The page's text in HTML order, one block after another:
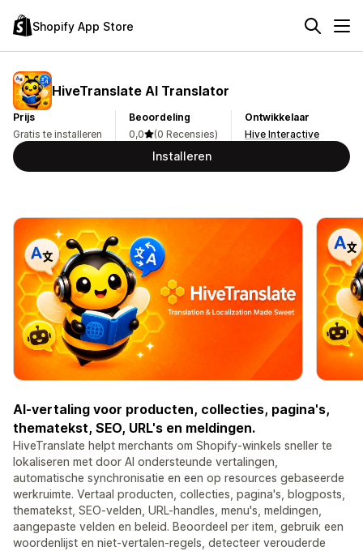
Shopify App Store
HiveTranslate AI Translator
Prijs
Gratis te installeren
Beoordeling
0,0
(0 Recensies)
Ontwikkelaar
Hive Interactive
Installeren
AI-vertaling voor producten, collecties, pagina's,
thematekst, SEO, URL's en meldingen.
HiveTranslate helpt merchants om Shopify-winkels sneller te
lokaliseren met door AI ondersteunde vertalingen,
automatische synchronisatie en een op resources gebaseerde
werkruimte. Vertaal producten, collecties, pagina's, blogposts,
thematekst, SEO-velden, URL-handles, menu's, meldingen,
aangepaste velden en beleid. Beoordeel per item, gebruik een
woordenlijst en niet-vertalen-regels, detecteer verouderde